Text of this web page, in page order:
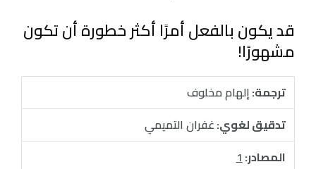
قد يكون بالفعل أمرًا أكثر خطورة أن تكون
مشهورًا!
ترجمة:إلهام مخلوف
تدقيق لغوي:غفران التميمي
المصادر:1